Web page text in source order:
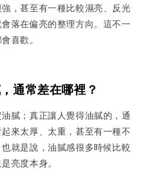
，甚至有一種比較濕亮、反光
落在偏亮的整理方向。這不一
喜歡。
通常差在哪裡？
膩；真正讓人覺得油膩的，通
來太厚、太重，甚至有一種不
就是說，油膩感很多時候比較
亮度本身。